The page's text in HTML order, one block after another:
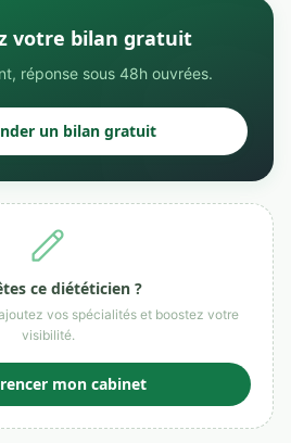
votre bilan gratuit
réponse sous 48h ouvrées.
un bilan gratuit
ce diététicien ?
vos spécialités et boostez votre
visibilité.
mon cabinet